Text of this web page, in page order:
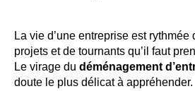
La vie d’une entreprise est rythmée
projets et de tournants qu’il faut
Le virage du déménagement
doute le plus délicat à appréhender.